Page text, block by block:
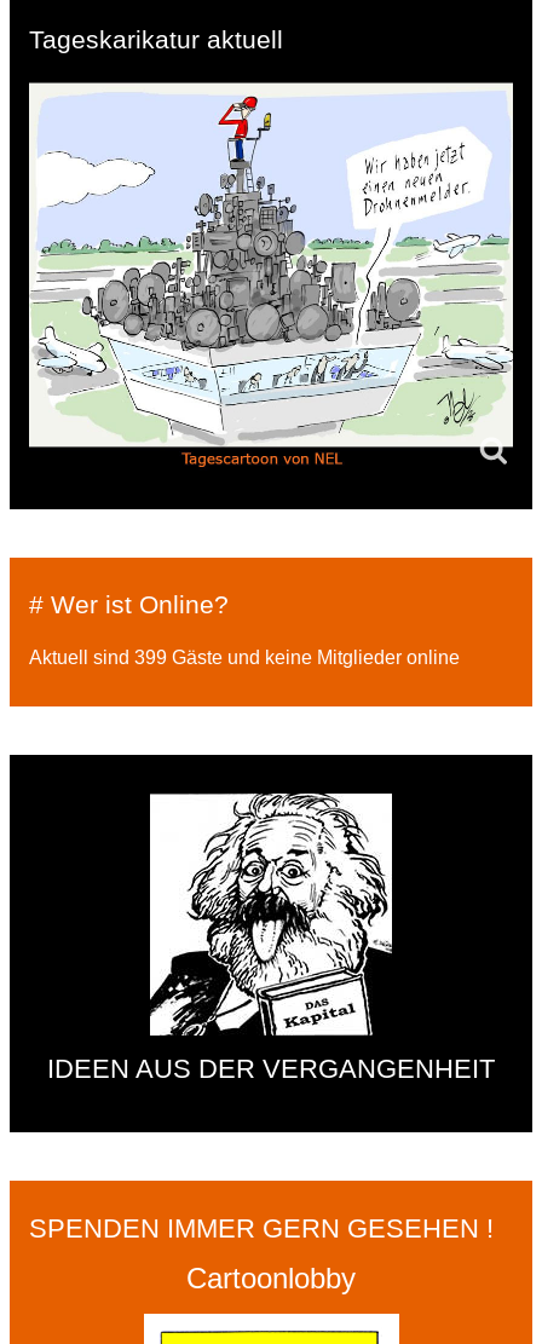
Tageskarikatur aktuell
# Wer ist Online?
Aktuell sind 399 Gäste und keine Mitglieder online
IDEEN AUS DER VERGANGENHEIT
SPENDEN IMMER GERN GESEHEN !
Cartoonlobby